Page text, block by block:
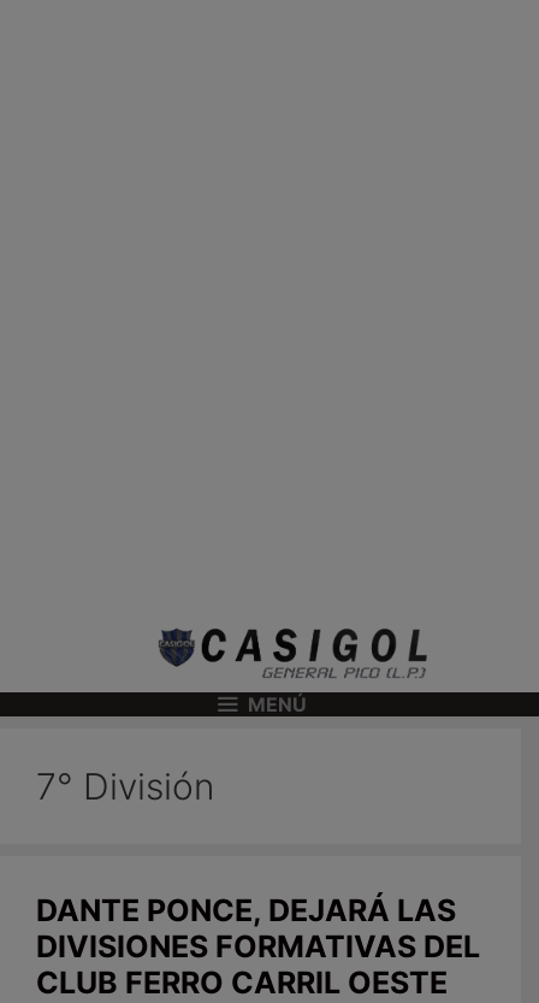
MENÚ
7° División
DANTE PONCE, DEJARÁ LAS
DIVISIONES FORMATIVAS DEL
CLUB FERRO CARRIL OESTE